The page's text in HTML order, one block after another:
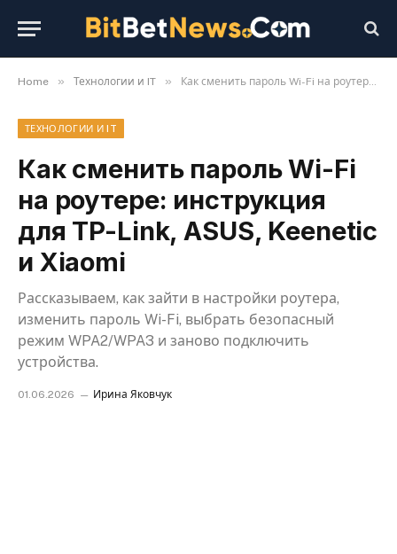
Home » Технологии и IT » Как сменить пароль Wi-Fi на роутере: инструкция для TP-Link, ASUS, Keenetic и Xiaomi
ТЕХНОЛОГИИ И IT
Как сменить пароль Wi-Fi
на роутере: инструкция
для TP-Link, ASUS, Keenetic
и Xiaomi
Рассказываем, как зайти в настройки роутера,
изменить пароль Wi-Fi, выбрать безопасный
режим WPA2/WPA3 и заново подключить
устройства.
01.06.2026 Ирина Яковчук